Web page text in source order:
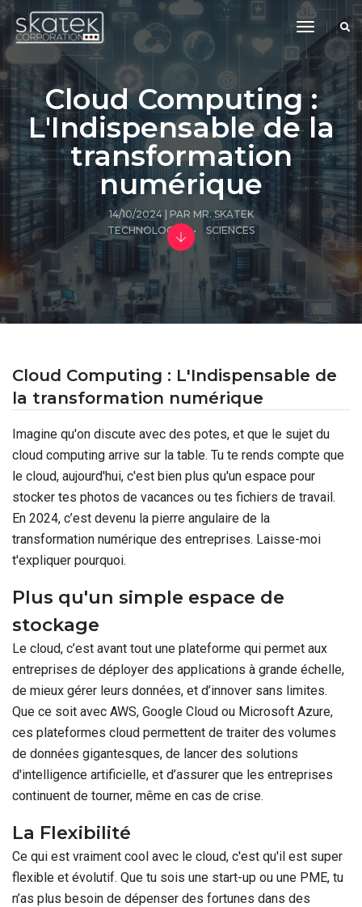
toggle
Cloud Computing :
L'Indispensable de la
transformation
numérique
14/10/2024 | PAR MR. SKATEK
TECHNOLOGIE •SCIENCES
Cloud Computing : L'Indispensable de
la transformation numérique
Imagine qu'on discute avec des potes, et que le sujet du
cloud computing arrive sur la table. Tu te rends compte que
le cloud, aujourd'hui, c'est bien plus qu'un espace pour
stocker tes photos de vacances ou tes fichiers de travail.
En 2024, c’est devenu la pierre angulaire de la
transformation numérique des entreprises. Laisse-moi
t'expliquer pourquoi.
Plus qu'un simple espace de
stockage
Le cloud, c’est avant tout une plateforme qui permet aux
entreprises de déployer des applications à grande échelle,
de mieux gérer leurs données, et d’innover sans limites.
Que ce soit avec AWS, Google Cloud ou Microsoft Azure,
ces plateformes cloud permettent de traiter des volumes
de données gigantesques, de lancer des solutions
d'intelligence artificielle, et d’assurer que les entreprises
continuent de tourner, même en cas de crise.
La Flexibilité
Ce qui est vraiment cool avec le cloud, c'est qu'il est super
flexible et évolutif. Que tu sois une start-up ou une PME, tu
n’as plus besoin de dépenser des fortunes dans des